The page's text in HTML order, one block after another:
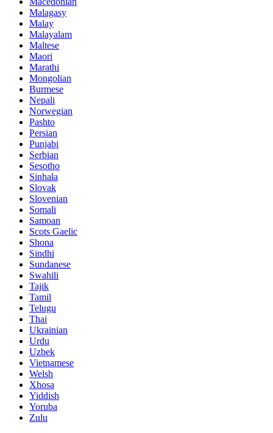
Malagasy
Malay
Malayalam
Maltese
Maori
Marathi
Mongolian
Burmese
Nepali
Norwegian
Pashto
Persian
Punjabi
Serbian
Sesotho
Sinhala
Slovak
Slovenian
Somali
Samoan
Scots Gaelic
Shona
Sindhi
Sundanese
Swahili
Tajik
Tamil
Telugu
Thai
Ukrainian
Urdu
Uzbek
Vietnamese
Welsh
Xhosa
Yiddish
Yoruba
Zulu